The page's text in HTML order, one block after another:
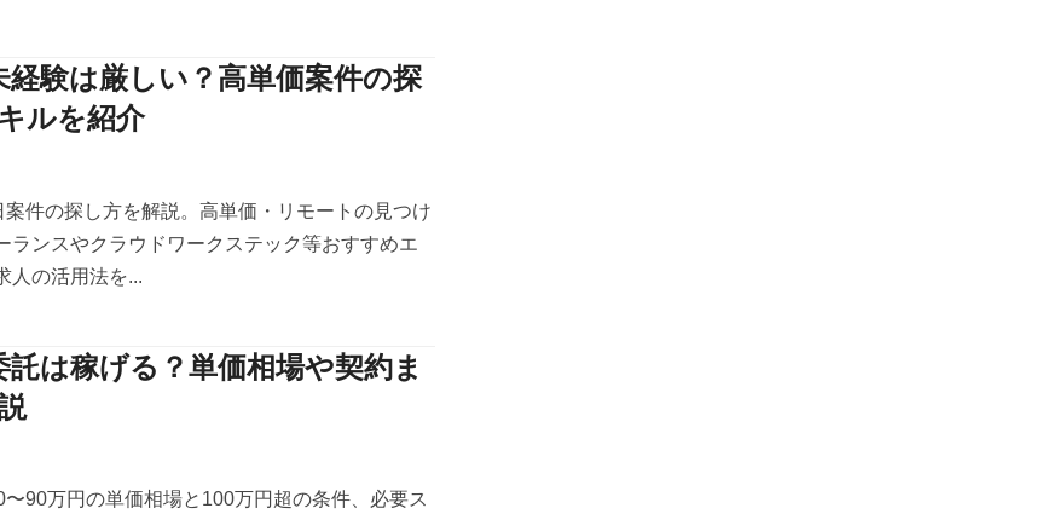
験は厳しい？高単価案件の探
ルを紹介
件の探し方を解説。高単価・リモートの見つけ
ランスやクラウドワークステック等おすすめエ
人の活用法を...
は稼げる？単価相場や契約ま
90万円の単価相場と100万円超の条件、必要ス